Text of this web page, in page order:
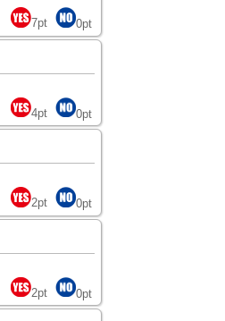
7pt 0pt
4pt 0pt
2pt 0pt
2pt 0pt